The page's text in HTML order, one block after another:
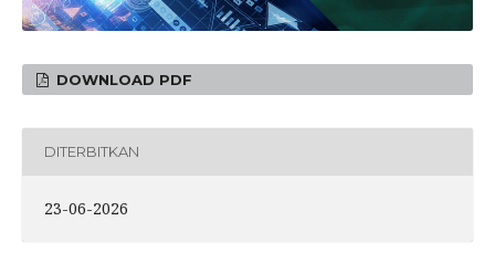
DOWNLOAD PDF
DITERBITKAN
23-06-2026